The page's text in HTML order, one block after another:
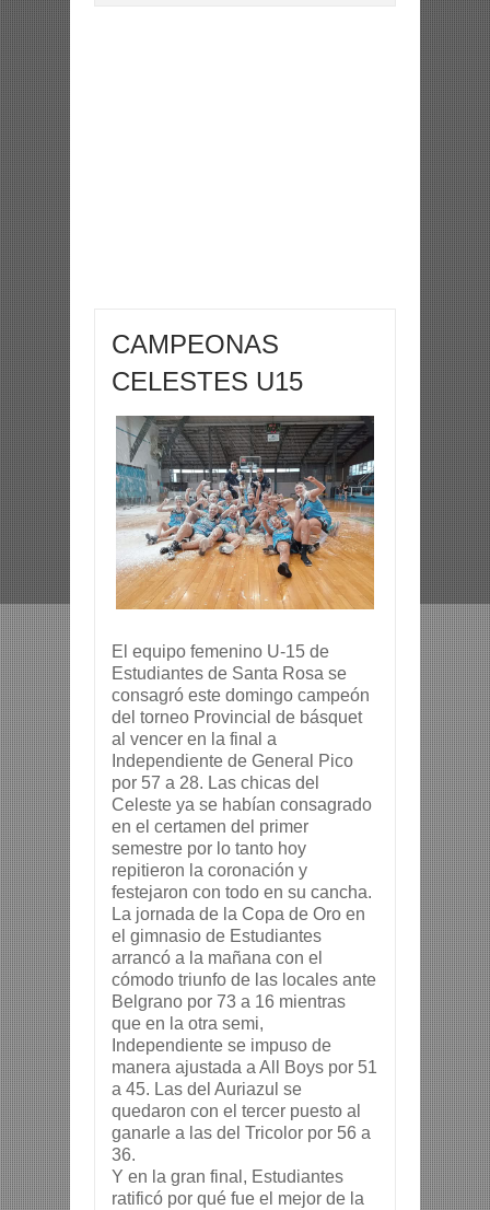
CAMPEONAS
CELESTES U15
El equipo femenino U-15 de
Estudiantes de Santa Rosa se
consagró este domingo campeón
del torneo Provincial de básquet
al vencer en la final a
Independiente de General Pico
por 57 a 28. Las chicas del
Celeste ya se habían consagrado
en el certamen del primer
semestre por lo tanto hoy
repitieron la coronación y
festejaron con todo en su cancha.
La jornada de la Copa de Oro en
el gimnasio de Estudiantes
arrancó a la mañana con el
cómodo triunfo de las locales ante
Belgrano por 73 a 16 mientras
que en la otra semi,
Independiente se impuso de
manera ajustada a All Boys por 51
a 45. Las del Auriazul se
quedaron con el tercer puesto al
ganarle a las del Tricolor por 56 a
36.
Y en la gran final, Estudiantes
ratificó por qué fue el mejor de la